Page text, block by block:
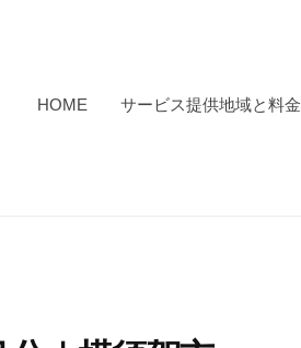
HOME サービス提供地域と料金